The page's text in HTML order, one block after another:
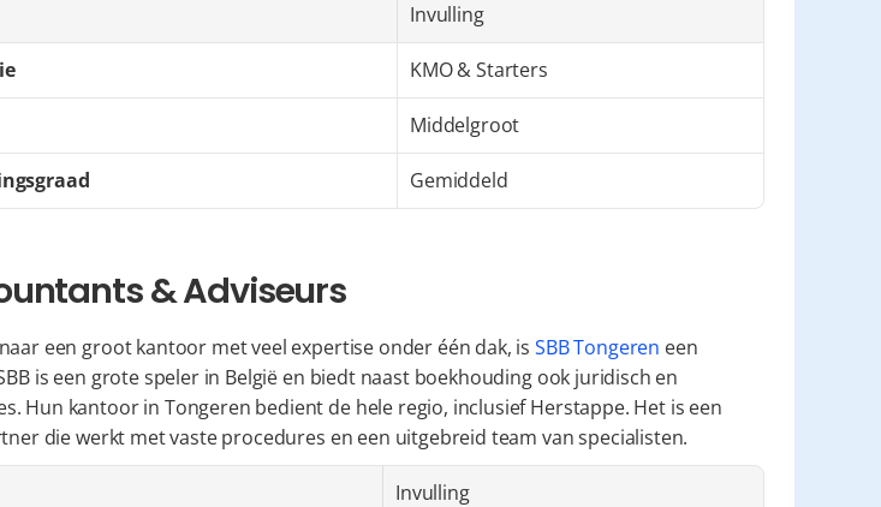
Invulling
KMO & Starters
Middelgroot
Gemiddeld
& Adviseurs
een groot kantoor met veel expertise onder één dak, is SBB Tongeren een
is een grote speler in België en biedt naast boekhouding ook juridisch en
Hun kantoor in Tongeren bedient de hele regio, inclusief Herstappe. Het is een
die werkt met vaste procedures en een uitgebreid team van specialisten.
Invulling